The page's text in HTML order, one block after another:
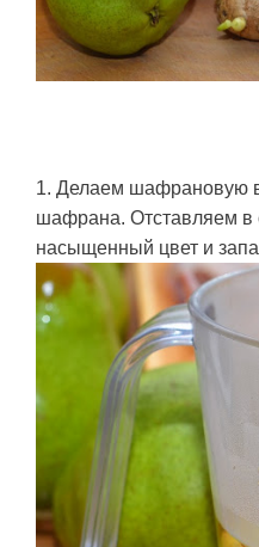
1. Делаем шафрановую
шафрана. Отставляем в
насыщенный цвет и